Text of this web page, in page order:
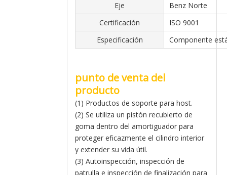
Eje
Benz Norte
Certificación
ISO 9001
Especificación
Componente
punto de venta del
producto
(1) Productos de soporte para host.
(2) Se utiliza un pistón recubierto de
goma dentro del amortiguador para
proteger eficazmente el cilindro interior
y extender su vida útil.
(3) Autoinspección, inspección de
patrulla e inspección de finalización para